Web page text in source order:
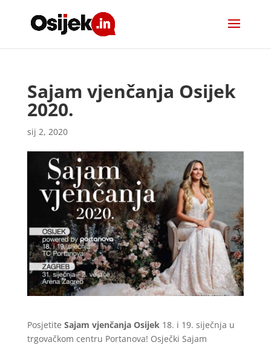
Sajam vjenčanja Osijek
2020.
sij 2, 2020
Posjetite Sajam vjenčanja Osijek18. i 19. siječnja u
trgovačkom centru Portanova! Osječki Sajam